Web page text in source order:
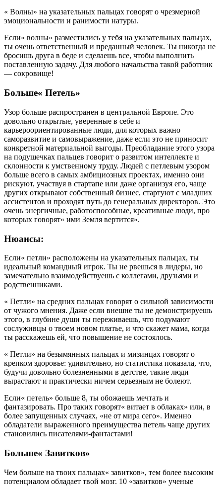
« Волны» на указательных пальцах говорят о чрезмерной
эмоциональности и ранимости натуры.
Если« волны» разместились у тебя на указательных пальцах,
ты очень ответственный и преданный человек. Ты никогда не
бросишь друга в беде и сделаешь все, чтобы выполнить
поставленную задачу. Для любого начальства такой работник
— сокровище!
Больше« Петель»
Узор больше распространен в центральной Европе. Это
довольно открытые, уверенные в себе и
карьероориентированные люди, для которых важно
саморазвитие и самовыражение, даже если это не приносит
конкретной материальной выгоды. Преобладание этого узора
на подушечках пальцев говорит о развитом интеллекте и
склонности к умственному труду. Людей с петлевым узором
больше всего в самых амбициозных проектах, именно они
рискуют, участвуя в стартапе или даже организуя его, чаще
других открывают собственный бизнес, стартуют с младших
ассистентов и проходят путь до генеральных директоров. Это
очень энергичные, работоспособные, креативные люди, про
которых говорят« ими Земля вертится».
Нюансы:
Если« петли» расположены на указательных пальцах, ты
идеальный командный игрок. Ты не рвешься в лидеры, но
замечательно взаимодействуешь с коллегами, друзьями и
родственниками.
« Петли» на средних пальцах говорят о сильной зависимости
от чужого мнения. Даже если внешне ты не демонстрируешь
этого, в глубине души ты переживаешь, что подумают
сослуживцы о твоем новом платье, и что скажет мама, когда
ты расскажешь ей, что повышение не состоялось.
« Петли» на безымянных пальцах и мизинцах говорят о
крепком здоровье: удивительно, но статистика показала, что,
будучи довольно болезненными в детстве, такие люди
вырастают и практически ничем серьезным не болеют.
Если« петель» больше 8, ты обожаешь мечтать и
фантазировать. Про таких говорят« витает в облаках» или, в
более запущенных случаях, «не от мира сего». Именно
обладатели выраженного преимущества петель чаще других
становились писателями-фантастами!
Больше« Завитков»
Чем больше на твоих пальцах« завитков», тем более высоким
потенциалом обладает твой мозг. 10 «завитков» ученые